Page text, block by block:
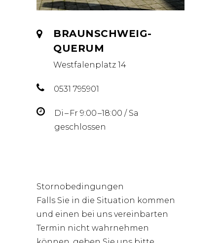
BRAUNSCHWEIG-
QUERUM
Westfalenplatz 14
0531 795901
Di ­– Fr 9:00 –18:00 / Sa
geschlossen
Stornobedingungen
Falls Sie in die Situation kommen
und einen bei uns vereinbarten
Termin nicht wahrnehmen